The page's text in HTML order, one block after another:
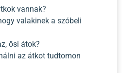
vannak?
valakinek a szóbeli
ősi átok?
az átkot tudtomon